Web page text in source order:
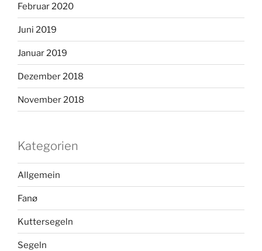
Februar 2020
Juni 2019
Januar 2019
Dezember 2018
November 2018
Kategorien
Allgemein
Fanø
Kuttersegeln
Segeln